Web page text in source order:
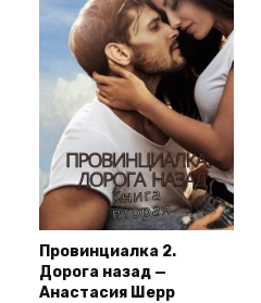
Провинциалка 2.
Дорога назад —
Анастасия Шерр